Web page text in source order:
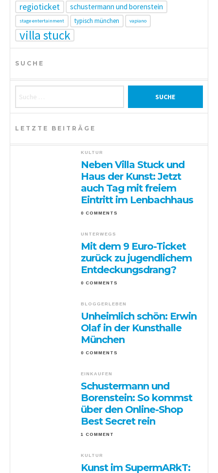
regioticket
schustermann und borenstein
stage entertainment typisch münchen vapiano
villa stuck
SUCHE
LETZTE BEITRÄGE
KULTUR
Neben Villa Stuck und
Haus der Kunst: Jetzt
auch Tag mit freiem
Eintritt im Lenbachhaus
0 COMMENTS
UNTERWEGS
Mit dem 9 Euro-Ticket
zurück zu jugendlichem
Entdeckungsdrang?
0 COMMENTS
BLOGGERLEBEN
Unheimlich schön: Erwin
Olaf in der Kunsthalle
München
0 COMMENTS
EINKAUFEN
Schustermann und
Borenstein: So kommst
über den Online-Shop
Best Secret rein
1 COMMENT
KULTUR
Kunst im SupermARkT: